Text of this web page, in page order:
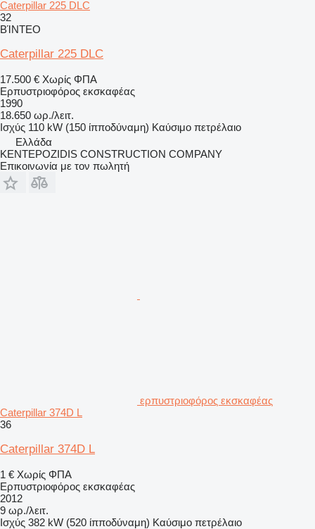
Caterpillar 225 DLC
32
ΒΊΝΤΕΟ
Caterpillar 225 DLC
17.500 € Χωρίς ΦΠΑ
Ερπυστριοφόρος εκσκαφέας
1990
18.650 ωρ./λειτ.
Ισχύς 110 kW (150 ίπποδύναμη) Καύσιμο πετρέλαιο
Ελλάδα
KENTEPOZIDIS CONSTRUCTION COMPANY
Επικοινωνία με τον πωλητή
ερπυστριοφόρος εκσκαφέας
Caterpillar 374D L
36
Caterpillar 374D L
1 € Χωρίς ΦΠΑ
Ερπυστριοφόρος εκσκαφέας
2012
9 ωρ./λειτ.
Ισχύς 382 kW (520 ίπποδύναμη) Καύσιμο πετρέλαιο